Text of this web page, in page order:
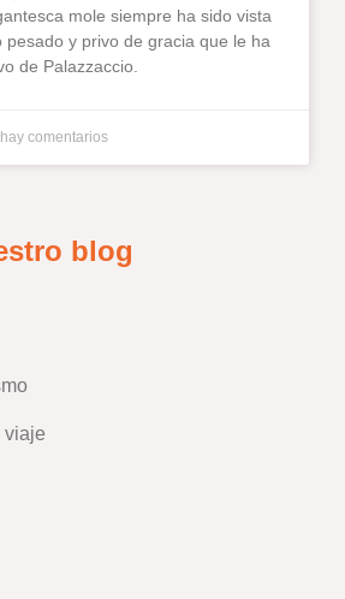
mole siempre ha sido vista
pesado y privo de gracia que le ha
de Palazzaccio.
comentarios
blog
viaje